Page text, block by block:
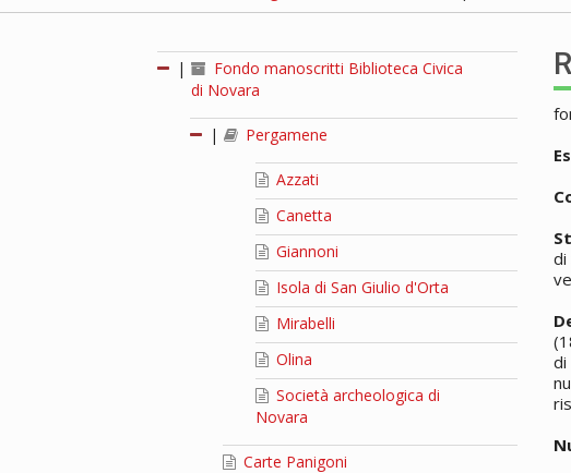
|
Fondo manoscritti Biblioteca Civica
di Novara
| Pergamene
Azzati
Canetta
Giannoni
Isola di San Giulio d'Orta
Mirabelli
Olina
Società archeologica di
Novara
Carte Panigoni
di
di